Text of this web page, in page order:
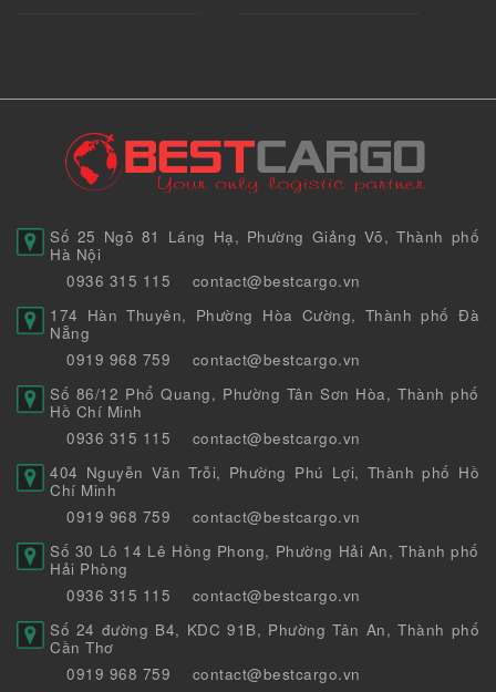
Số 25 Ngõ 81 Láng Hạ, Phường Giảng Võ, Thành phố
Hà Nội
0936 315 115
contact@bestcargo.vn
174 Hàn Thuyên, Phường Hòa Cường, Thành phố Đà
Nẵng
0919 968 759
contact@bestcargo.vn
Số 86/12 Phổ Quang, Phường Tân Sơn Hòa, Thành phố
Hồ Chí Minh
0936 315 115
contact@bestcargo.vn
404 Nguyễn Văn Trỗi, Phường Phú Lợi, Thành phố Hồ
Chí Minh
0919 968 759
contact@bestcargo.vn
Số 30 Lô 14 Lê Hồng Phong, Phường Hải An, Thành phố
Hải Phòng
0936 315 115
contact@bestcargo.vn
Số 24 đường B4, KDC 91B, Phường Tân An, Thành phố
Cần Thơ
0919 968 759
contact@bestcargo.vn